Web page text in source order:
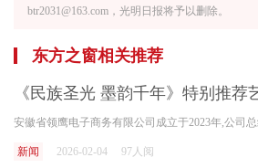
btr2031@163.com，光明日报将予以删除。
东方之窗相关推荐
《民族圣光 墨韵千年》特别推荐
新闻 2026-02-04 97人阅